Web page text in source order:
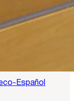
Español